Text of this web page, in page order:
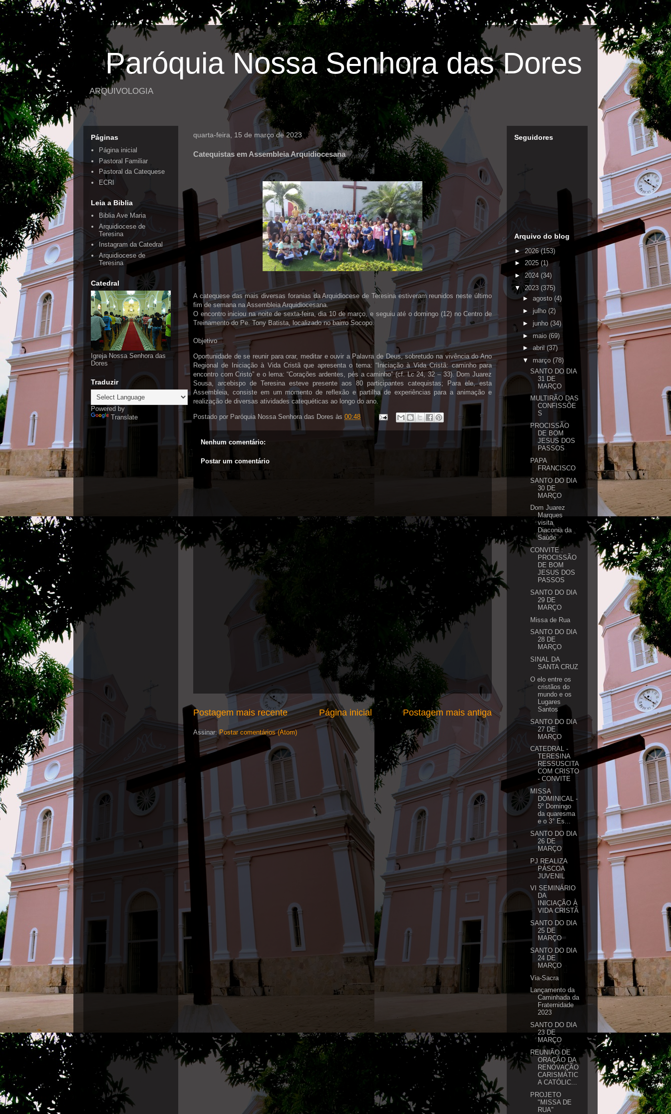
Paróquia Nossa Senhora das Dores
ARQUIVOLOGIA
quarta-feira, 15 de março de 2023
Catequistas em Assembleia Arquidiocesana
A catequese das mais diversas foranias da Arquidiocese de Teresina estiveram reunidos neste último
fim de semana na Assembleia Arquidiocesana.
O encontro iniciou na noite de sexta-feira, dia 10 de março, e seguiu até o domingo (12) no Centro de
Treinamento do Pe. Tony Batista, localizado no bairro Socopo.
Objetivo
Oportunidade de se reunir para orar, meditar e ouvir a Palavra de Deus, sobretudo na vivência do Ano
Regional de Iniciação à Vida Cristã que apresenta o tema: “Iniciação à Vida Cristã: caminho para
encontro com Cristo” e o lema: “Corações ardentes, pés a caminho” (cf. Lc 24, 32 – 33). Dom Juarez
Sousa, arcebispo de Teresina esteve presente aos 80 participantes catequistas; Para ele, esta
Assembleia, consiste em um momento de reflexão e partilha de experiências para a animação e
realização de diversas atividades catequéticas ao longo do ano.
Postado por Paróquia Nossa Senhora das Dores às 00:48
Nenhum comentário:
Postar um comentário
Postagem mais recente Postagem mais antiga
Página inicial
Assinar: Postar comentários (Atom)
Páginas
Página inicial
Pastoral Familiar
Pastoral da Catequese
ECRI
Leia a Biblia
Biblia Ave Maria
Arquidiocese de
Teresina
Instagram da Catedral
Arquidiocese de
Teresina
Catedral
Igreja Nossa Senhora das
Dores
Traduzir
Powered by
Translate
Seguidores
Arquivo do blog
►2026(153)
► 2025 (1)
► 2024 (34)
▼2023 (375)
► agosto (4)
► julho (2)
► junho (34)
► maio (69)
► abril(37)
▼ março (78)
SANTO DO DIA
31 DE
MARÇO
MULTIRÃO DAS
CONFISSÕE
S
PROCISSÃO
DE BOM
JESUS DOS
PASSOS
PAPA
FRANCISCO
SANTO DO DIA
30 DE
MARÇO
Dom Juarez
Marques
visita
Diaconia da
Saúde
CONVITE :
PROCISSÃO
DE BOM
JESUS DOS
PASSOS
SANTO DO DIA
29 DE
MARÇO
Missa de Rua
SANTO DO DIA
28 DE
MARÇO
SINAL DA
SANTA CRUZ
O elo entre os
cristãos do
mundo e os
Lugares
Santos
SANTO DO DIA
27 DE
MARÇO
CATEDRAL -
TERESINA
RESSUSCITA
COM CRISTO
- CONVITE
MISSA
DOMINICAL -
5º Domingo
da quaresma
e o 3° Es...
SANTO DO DIA
26 DE
MARÇO
PJ REALIZA
PÁSCOA
JUVENIL
VI SEMINÁRIO
DA
INICIAÇÃO À
VIDA CRISTÃ
SANTO DO DIA
25 DE
MARÇO
SANTO DO DIA
24 DE
MARÇO
Via-Sacra
Lançamento da
Caminhada da
Fraternidade
2023
SANTO DO DIA
23 DE
MARÇO
REUNIÃO DE
ORAÇÃO DA
RENOVAÇÃO
CARISMÁTIC
A CATÓLIC...
PROJETO
"MISSA DE
RUA"